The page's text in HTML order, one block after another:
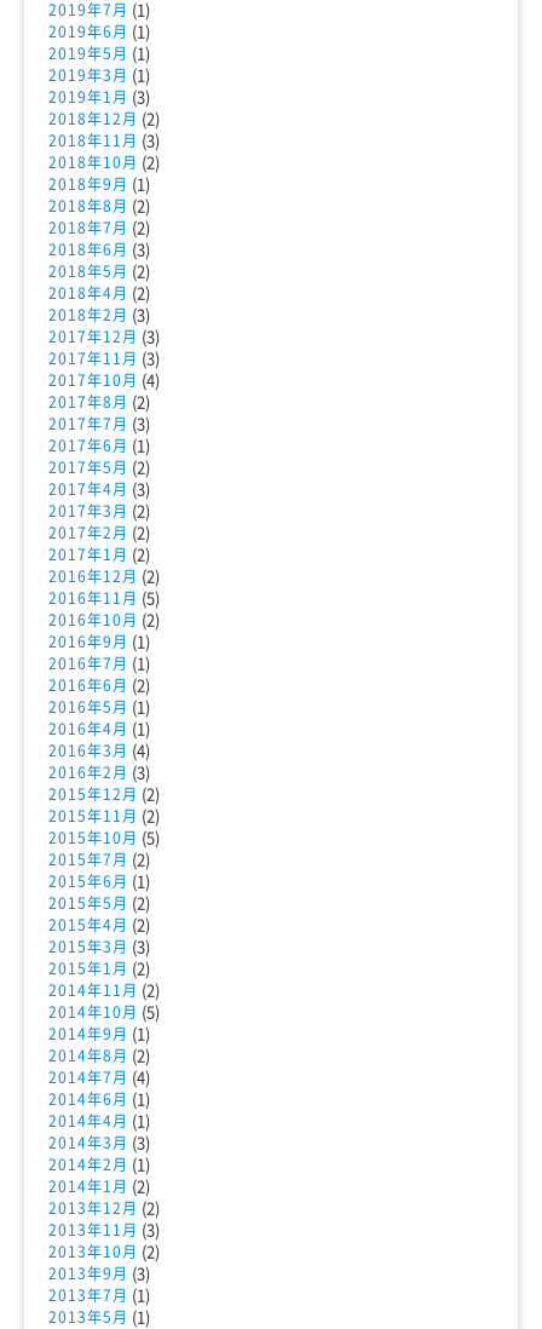
2019年7月 (1)
2019年6月 (1)
2019年5月 (1)
2019年3月 (1)
2019年1月 (3)
2018年12月 (2)
2018年11月 (3)
2018年10月 (2)
2018年9月 (1)
2018年8月 (2)
2018年7月 (2)
2018年6月 (3)
2018年5月 (2)
2018年4月 (2)
2018年2月 (3)
2017年12月 (3)
2017年11月 (3)
2017年10月 (4)
2017年8月 (2)
2017年7月 (3)
2017年6月 (1)
2017年5月 (2)
2017年4月 (3)
2017年3月 (2)
2017年2月 (2)
2017年1月 (2)
2016年12月 (2)
2016年11月 (5)
2016年10月 (2)
2016年9月 (1)
2016年7月 (1)
2016年6月 (2)
2016年5月 (1)
2016年4月 (1)
2016年3月 (4)
2016年2月 (3)
2015年12月 (2)
2015年11月 (2)
2015年10月 (5)
2015年7月 (2)
2015年6月 (1)
2015年5月 (2)
2015年4月 (2)
2015年3月 (3)
2015年1月 (2)
2014年11月 (2)
2014年10月 (5)
2014年9月 (1)
2014年8月 (2)
2014年7月 (4)
2014年6月 (1)
2014年4月 (1)
2014年3月 (3)
2014年2月 (1)
2014年1月 (2)
2013年12月 (2)
2013年11月 (3)
2013年10月 (2)
2013年9月 (3)
2013年7月 (1)
2013年5月 (1)